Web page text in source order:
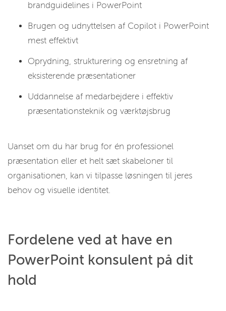
brandguidelines i PowerPoint
Brugen og udnyttelsen af Copilot i PowerPoint
mest effektivt
Oprydning, strukturering og ensretning af
eksisterende præsentationer
Uddannelse af medarbejdere i effektiv
præsentationsteknik og værktøjsbrug
Uanset om du har brug for én professionel
præsentation eller et helt sæt skabeloner til
organisationen, kan vi tilpasse løsningen til jeres
behov og visuelle identitet.
Fordelene ved at have en
PowerPoint konsulent på dit
hold